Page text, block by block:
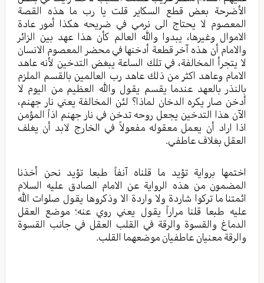
الأضرحة بعض قطع السكاير قلت يا رب ما هذه القصة
المعصوم لا يحتاج الى نرمي في ضريحه هكذا أمور عادة
الاموال وغيرها، يبدوا والله العالم كأن هذا عهد بين الزائر
والامام أن هذه آخر قطعة أدخنها في محضر المعصوم الانسان
لا يتجرأ المخالفة، في تلك الساعة يبغض التدخين لأنه عاهد
الامام وعاهد اكثر من ذلك عاهد رب العالمين بالقسم الملزم
بالنذر بالعهد عندما يقسم يقول والله العظيم من اليوم لا
أدخن صار يكره الدخان لماذا؟ لئن المخالفة يعني نار جهنم،
الآن هذا التدخين يجعل روحه تدخن في نار جهنم اذاً المؤمن
اذا اراد أن يعمل معقوله مفعولاً في الخارج لابد أن يغلف
العقل بغلاف عاطفي.
اختمها برواية تؤيد ما قلناه آنفاً طبعا تؤيد نحن أخذنا
المضمون من هذه الرواية عن الامام الصادق عليه السلام
ائمتنا ما تركوا شاردة ولا واردة الا وذكروها يقول صلوات الله
عليه طبعا قلنا مراراً يقول يعني روي عنه؛ موضع العقل
الدماغ والقسوة والرقة في القلب العقل في جانب القسوة
والرقة معنيان عاطفيان موضعهما القلب.